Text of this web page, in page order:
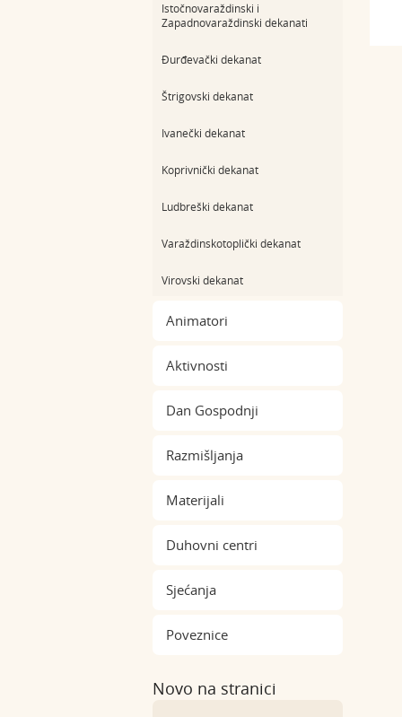
Istočnovaraždinski i
Zapadnovaraždinski dekanati
Đurđevački dekanat
Štrigovski dekanat
Ivanečki dekanat
Koprivnički dekanat
Ludbreški dekanat
Varaždinskotoplički dekanat
Virovski dekanat
Animatori
Aktivnosti
Dan Gospodnji
Razmišljanja
Materijali
Duhovni centri
Sjećanja
Poveznice
Novo na stranici